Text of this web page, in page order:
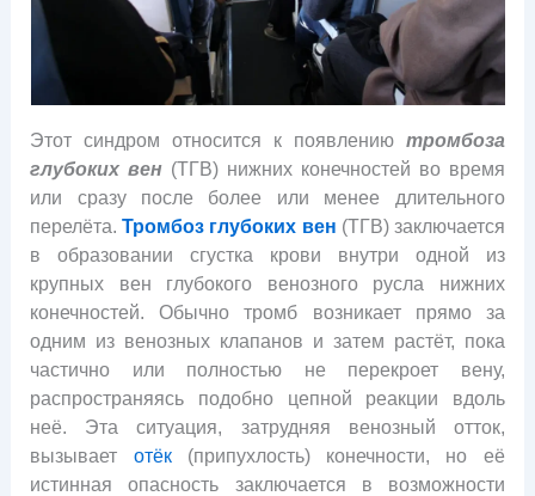
Этот синдром относится к появлению тромбоза
глубоких вен (ТГВ) нижних конечностей во время
или сразу после более или менее длительного
перелёта.Тромбоз глубоких вен (ТГВ) заключается
в образовании сгустка крови внутри одной из
крупных вен глубокого венозного русла нижних
конечностей. Обычно тромб возникает прямо за
одним из венозных клапанов и затем растёт, пока
частично или полностью не перекроет вену,
распространяясь подобно цепной реакции вдоль
неё. Эта ситуация, затрудняя венозный отток,
вызывает отёк(припухлость) конечности, но её
истинная опасность заключается в возможности